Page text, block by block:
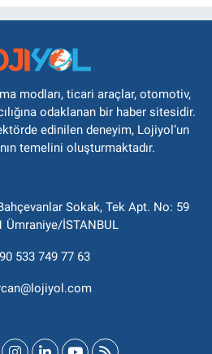
modları, ticari araçlar, otomotiv,
odaklanan bir haber sitesidir.
edinilen deneyim, Lojiyol’un
temelini oluşturmaktadır.
Sokak, Tek Apt. No: 59
Ümraniye/İSTANBUL
533 749 77 63